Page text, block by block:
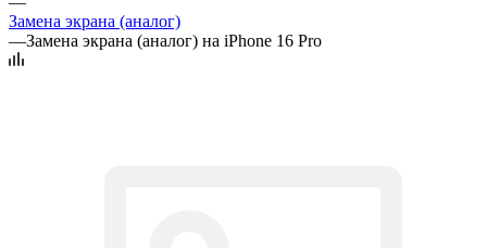
Замена экрана (аналог)
—Замена экрана (аналог) на iPhone 16 Pro